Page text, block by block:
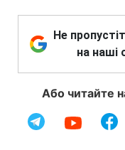
Не
на наші
Або читайте